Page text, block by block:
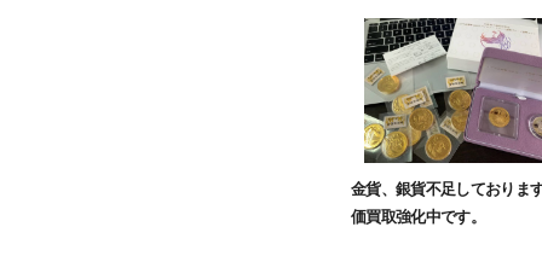
金貨、銀貨不足しておりま
価買取強化中です。